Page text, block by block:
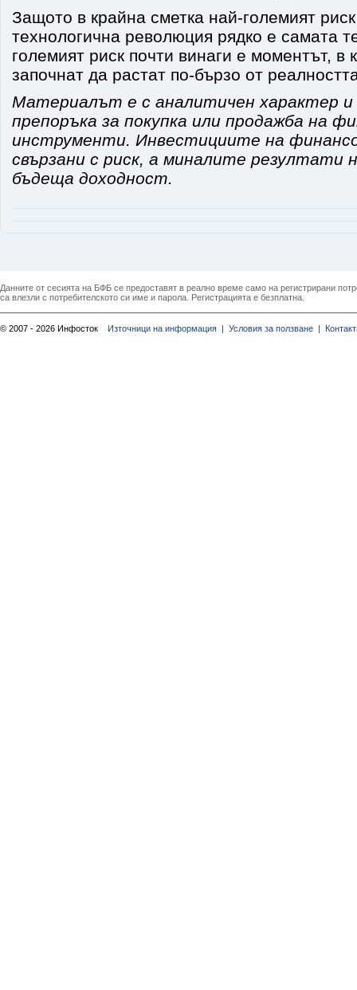
Защото в крайна сметка най-големият
технологична революция рядко е самата
големият риск почти винаги е моментът, в
започнат да растат по-бързо от
Материалът е с аналитичен характер и
препоръка за покупка или продажба на
инструменти. Инвестициите на
свързани с риск, а миналите резултати
бъдеща доходност.
Данните от сесията на БФБ се предоставят в реално време само на регистрирани
са влезли с потребителското си име и парола. Регистрацията е безплатна.
© 2007 - 2026 Инфосток Източници на информация | Условия за ползване |